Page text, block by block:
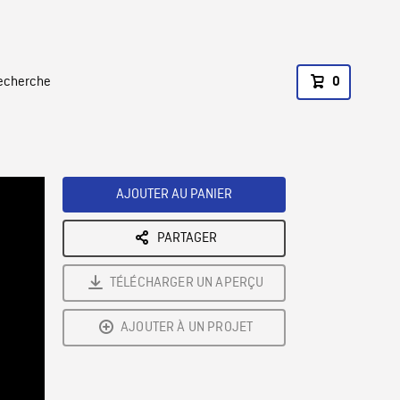
0
AJOUTER AU PANIER
PARTAGER
TÉLÉCHARGER UN APERÇU
AJOUTER À UN PROJET